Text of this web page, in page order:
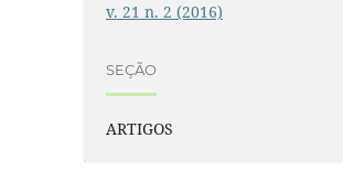
v. 21 n. 2 (2016)
SEÇÃO
ARTIGOS